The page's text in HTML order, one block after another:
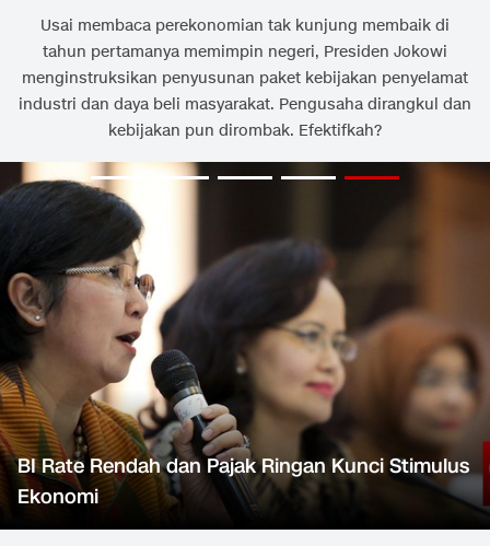
Usai membaca perekonomian tak kunjung membaik di
tahun pertamanya memimpin negeri, Presiden Jokowi
menginstruksikan penyusunan paket kebijakan penyelamat
industri dan daya beli masyarakat. Pengusaha dirangkul dan
kebijakan pun dirombak. Efektifkah?
BI Rate Rendah dan Pajak Ringan Kunci Stimulus
Ekonomi